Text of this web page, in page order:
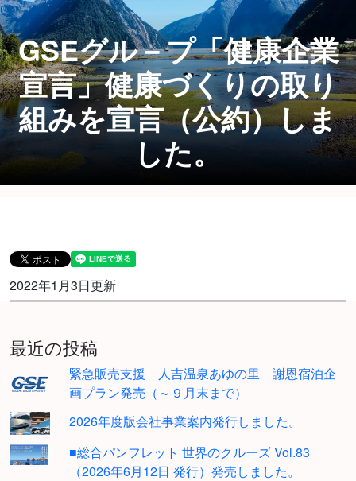
GSEグル－プ「健康企業
宣言」健康づくりの取り
組みを宣言（公約）しま
した。
2022年1月3日更新
最近の投稿
緊急販売支援 人吉温泉あゆの里 謝恩宿泊企
画プラン発売（～９月末まで）
2026年度版会社事業案内発行しました。
■総合パンフレット 世界のクルーズ Vol.83
（2026年6月12日 発行）発売しました。